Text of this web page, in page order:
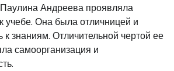
Андреева проявляла
учебе. Она была отличницей и
к знаниям. Отличительной чертой ее
самоорганизация и